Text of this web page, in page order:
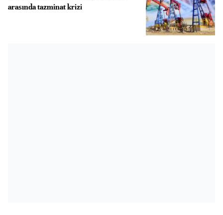
arasında tazminat krizi